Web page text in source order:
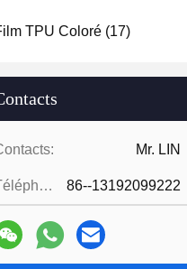
TPU Coloré (17)
Mr. LIN
Téléphone: 86--13192099222